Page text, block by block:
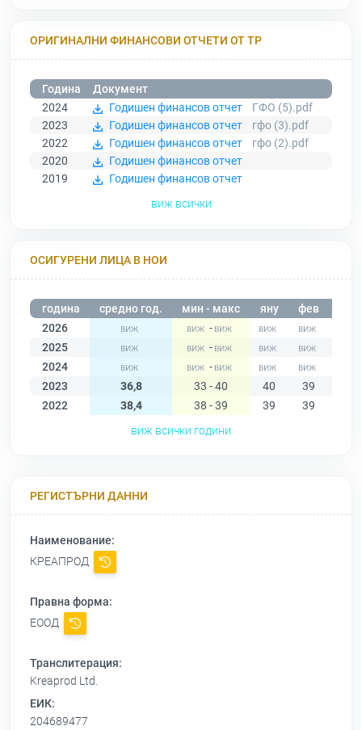
ОРИГИНАЛНИ ФИНАНСОВИ ОТЧЕТИ ОТ ТР
Година
Документ
2024
Годишен финансов отчет
ГФО (5).pdf
2023
Годишен финансов отчет
гфо (3).pdf
2022
Годишен финансов отчет
гфо (2).pdf
2020
Годишен финансов отчет
2019
Годишен финансов отчет
виж всички
ОСИГУРЕНИ ЛИЦА В НОИ
година средно год. мин - макс яну фев
2026
-
2025
-
2024
-
2023
36,8 33 - 40 40 39
2022
38,4 38 - 39 39 39
виж всички години
РЕГИСТЪРНИ ДАННИ
Наименование:
КРЕАПРОД
Правна форма:
ЕООД
Транслитерация:
Kreaprod Ltd.
ЕИК:
204689477